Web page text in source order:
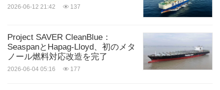
2026-06-12 21:42 137
Project SAVER CleanBlue：
SeaspanとHapag-Lloyd、初のメタ
ノール燃料対応改造を完了
2026-06-04 05:16 177